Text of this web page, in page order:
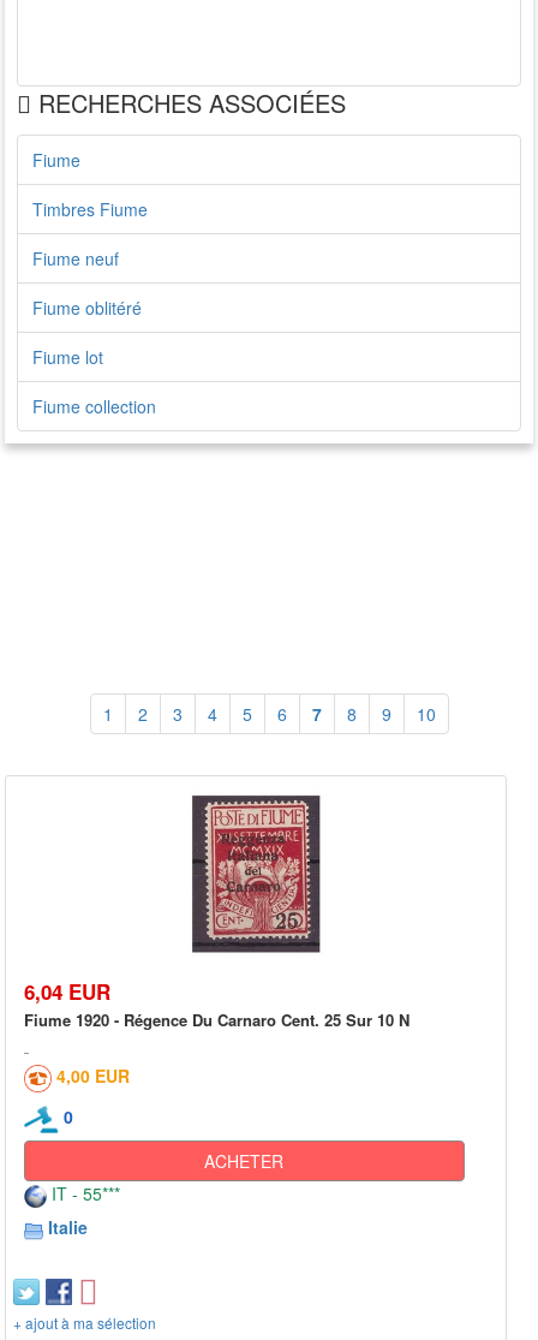
RECHERCHES ASSOCIÉES
Fiume
Timbres Fiume
Fiume neuf
Fiume oblitéré
Fiume lot
Fiume collection
1 2 3 4 5 6 7 8 9 10
6,04 EUR
Fiume 1920 - Régence Du Carnaro Cent. 25 Sur 10 N
4,00 EUR
0
ACHETER
IT - 55***
Italie
+ ajout à ma sélection